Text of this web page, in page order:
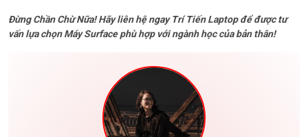
Đừng Chần Chừ Nữa! Hãy liên hệ ngay Trí Tiến Laptop để được tư
vấn lựa chọn Máy Surface phù hợp với ngành học của bản thân!